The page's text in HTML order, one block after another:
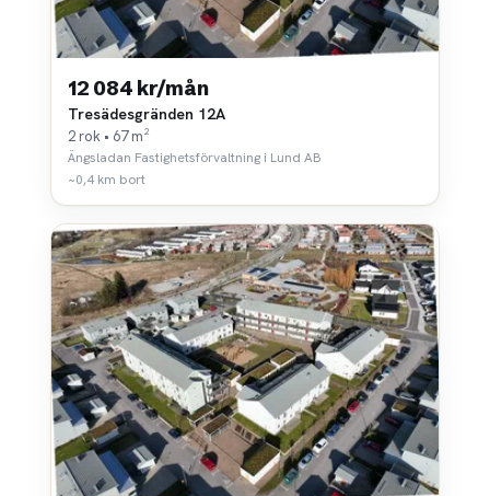
12 084 kr/mån
Tresädesgränden 12A
2 rok • 67 m²
Ängsladan Fastighetsförvaltning i Lund AB
~0,4 km bort